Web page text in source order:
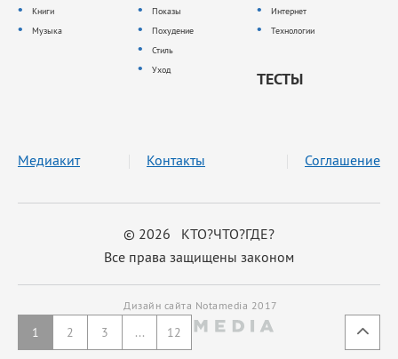
1 2 3 ... 12
Книги
Музыка
Показы
Похудение
Стиль
Уход
Интернет
Технологии
ТЕСТЫ
© 2026 КТО?ЧТО?ГДЕ?
Все права защищены законом
Медиакит Контакты Соглашение
Дизайн сайта Notamedia 2017